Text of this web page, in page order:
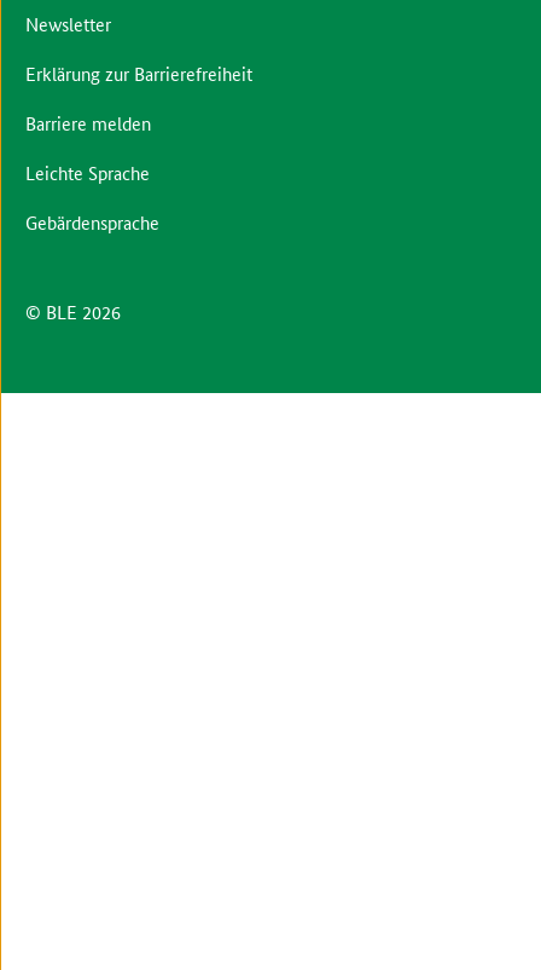
© BLE 2026
Newsletter
Erklärung zur Barrierefreiheit
Barriere melden
Leichte Sprache
Gebärdensprache